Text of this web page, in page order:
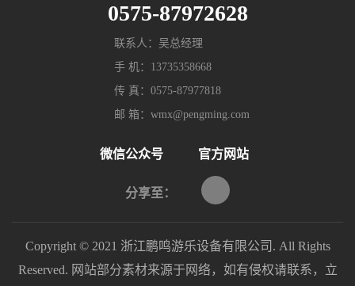
0575-87972628
联系人：吴总经理
手 机：13735358668
传 真：0575-87977818
邮 箱：wmx@pengming.com
微信公众号 官方网站
分享至：
Copyright © 2021 浙江鹏鸣游乐设备有限公司. All Rights
Reserved. 网站部分素材来源于网络，如有侵权请联系，立